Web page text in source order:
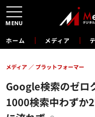
ホーム メディア
Google検索のゼロ
1000検索中わずか
メディア プラットフォーマー
MENU